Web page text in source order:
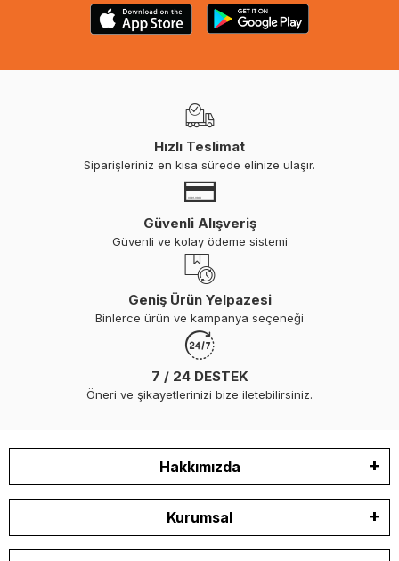
Hızlı Teslimat
Siparişleriniz en kısa sürede elinize ulaşır.
Güvenli Alışveriş
Güvenli ve kolay ödeme sistemi
Geniş Ürün Yelpazesi
Binlerce ürün ve kampanya seçeneği
7 / 24 DESTEK
Öneri ve şikayetlerinizi bize iletebilirsiniz.
Hakkımızda
Kurumsal